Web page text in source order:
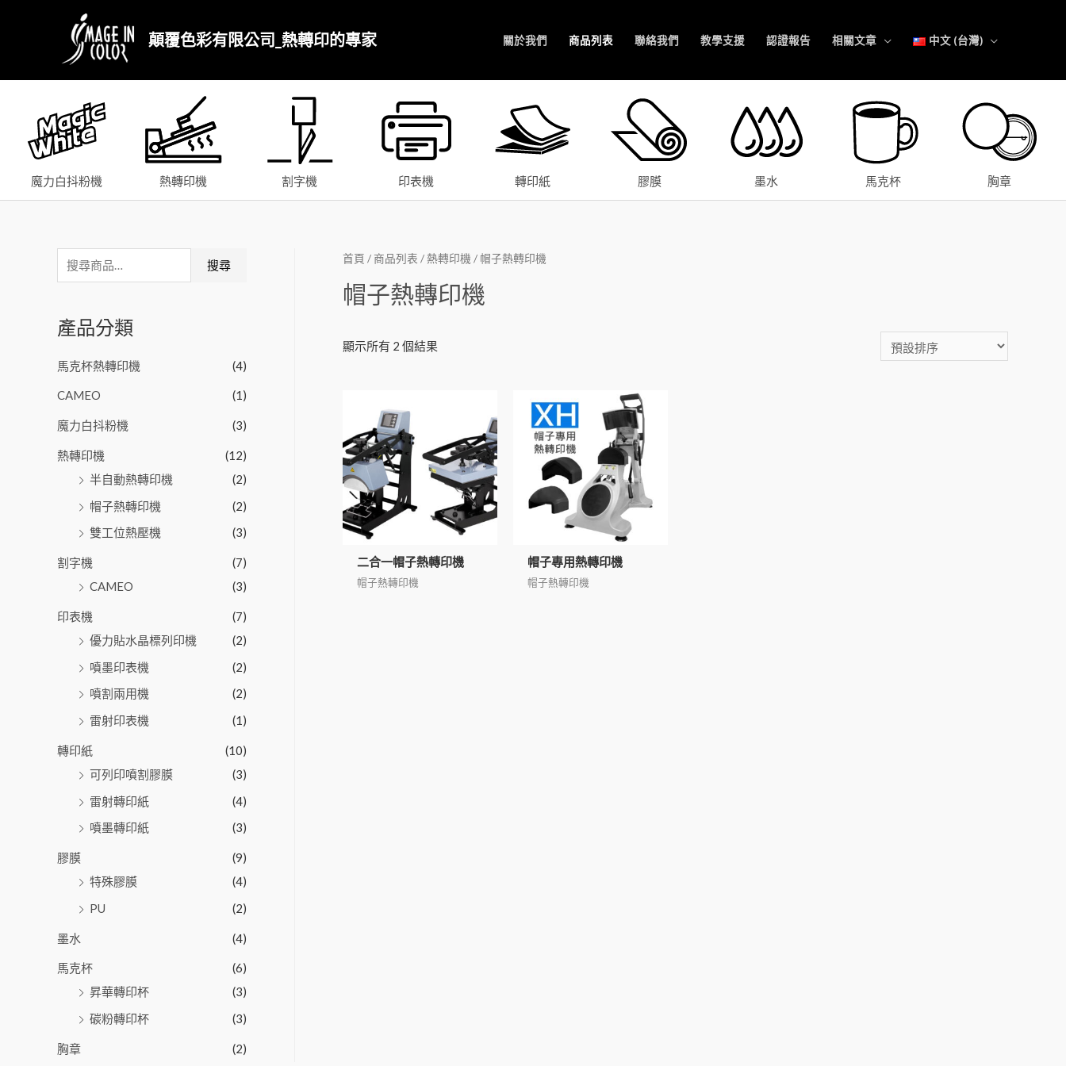
顛覆色彩有限公司_熱轉印的專家 關於我們 商品列表 聯絡我們 教學支援 認證報告 相關文章 中文 (台灣)
魔力白抖粉機 熱轉印機 割字機 印表機 轉印紙 膠膜 墨水 馬克杯 胸章
搜尋
產品分類
馬克杯熱轉印機 (4)
CAMEO (1)
魔力白抖粉機 (3)
熱轉印機
(12)
半自動熱轉印機
(2)
帽子熱轉印機
(2)
雙工位熱壓機
(3)
割字機
(7)
CAMEO
(3)
印表機
(7)
優力貼水晶標列印機
(2)
噴墨印表機
(2)
噴割兩用機
(2)
雷射印表機
(1)
轉印紙
(10)
可列印噴割膠膜
(3)
雷射轉印紙
(4)
噴墨轉印紙
(3)
膠膜
(9)
特殊膠膜
(4)
PU
(2)
墨水 (4)
馬克杯
(6)
昇華轉印杯
(3)
碳粉轉印杯
(3)
胸章 (2)
首頁 / 商品列表 / 熱轉印機 / 帽子熱轉印機
帽子熱轉印機
顯示所有 2 個結果
二合一帽子熱轉印機
帽子熱轉印機
帽子專用熱轉印機
帽子熱轉印機